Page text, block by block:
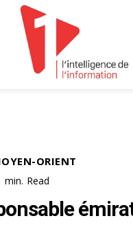
ORIENT
min. Read